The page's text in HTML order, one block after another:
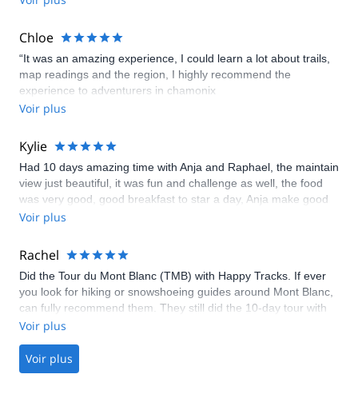
lunch bags for daily hike. Overall very professionally guided trip
by the Happy Track team
Chloe
“It was an amazing experience, I could learn a lot about trails,
map readings and the region, I highly recommend the
experience to adventurers in chamonix
Voir plus
Kylie
Had 10 days amazing time with Anja and Raphael, the maintain
view just beautiful, it was fun and challenge as well, the food
was very good, good breakfast to star a day, Anja make good
lunch, and she even carried watermelons in her backpack for
maintaining, 3 courses dinner every night, she paid wine for us
to drink with dinner which is not included in price, she simply
just beauty, Sometimes we tried and spend too much time
enjoying the maintain and view, Raphael always able to come
with van to take us to our accommodations, love the 10 days
tracking in the beautiful maintains and met some amazing
people, I am looking forward do another trip with them! Thanks
Anja and Raphael, love from Michael (published on Trip
Advisor)
Voir plus
Rachel
Did the Tour du Mont Blanc (TMB) with Happy Tracks. If ever
you look for hiking or snowshoeing guides around Mont Blanc,
can fully recommend them. They still did the 10-day tour with
me even though all other customers pulled out – MANY
Voir plus
Voir plus